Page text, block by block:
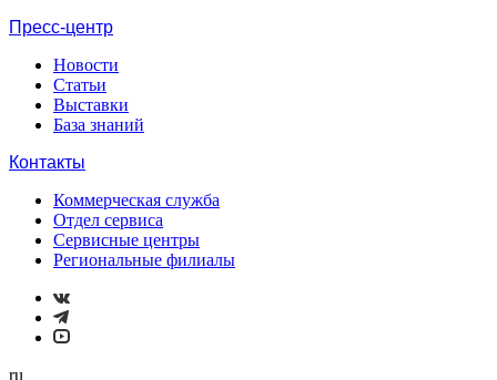
Пресс-центр
Новости
Статьи
Выставки
База знаний
Контакты
Коммерческая служба
Отдел сервиса
Сервисные центры
Региональные филиалы
ru